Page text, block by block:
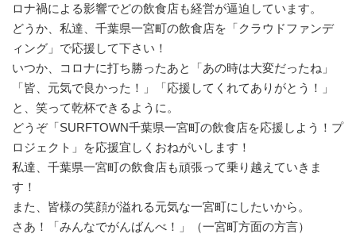
ロナ禍による影響でどの飲食店も経営が逼迫しています。
どうか、私達、千葉県一宮町の飲食店を「クラウドファンデ
ィング」で応援して下さい！
いつか、コロナに打ち勝ったあと「あの時は大変だったね」
「皆、元気で良かった！」「応援してくれてありがとう！」
と、笑って乾杯できるように。
どうぞ「SURFTOWN千葉県一宮町の飲食店を応援しよう！プ
ロジェクト」を応援宜しくおねがいします！
私達、千葉県一宮町の飲食店も頑張って乗り越えていきま
す！
また、皆様の笑顔が溢れる元気な一宮町にしたいから。
さあ！「みんなでがんばんべ！」（一宮町方面の方言）